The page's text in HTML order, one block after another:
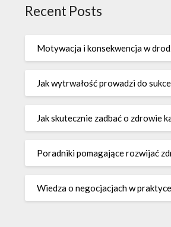
Recent Posts
Motywacja i konsekwencja w
Jak wytrwałość prowadzi do
Jak skutecznie zadbać o zdrowie
Poradniki pomagające rozwijać
Wiedza o negocjacjach w praktyce